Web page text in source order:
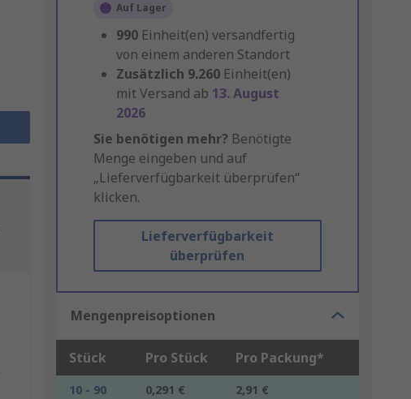
Auf Lager
990 Einheit(en) versandfertig
von einem anderen Standort
Zusätzlich 9.260 Einheit(en)
mit Versand ab 13. August
2026
Sie benötigen mehr? Benötigte
Menge eingeben und auf
„Lieferverfügbarkeit überprüfen“
klicken.
Lieferverfügbarkeit
überprüfen
Mengenpreisoptionen
Stück Pro Stück Pro Packung*
10 - 90 0,291 €
2,91 €